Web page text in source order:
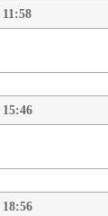
11:58
15:46
18:56